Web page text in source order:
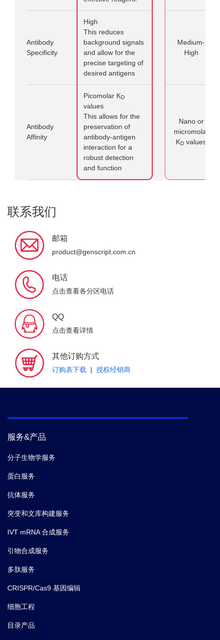
Antibody
Specificity
High
This reduces
background signals
and allow for the
precise targeting of
desired antigens
Medium-
High
Antibody
Affinity
Picomolar KD
values
This allows for the
preservation of
antibody-antigen
interaction for a
robust detection
and function
Nano or
micromolar
KD values
联系我们
邮箱
product@genscript.com.cn
电话
点击查看各分区电话
QQ
点击查看详情
其他订购方式
订购表下载 | 授权经销商
服务&产品
分子生物学服务
蛋白服务
抗体服务
突变和文库构建服务
IVT mRNA 合成服务
引物合成服务
多肽服务
CRISPR/Cas9 基因编辑
细胞工程
目录产品